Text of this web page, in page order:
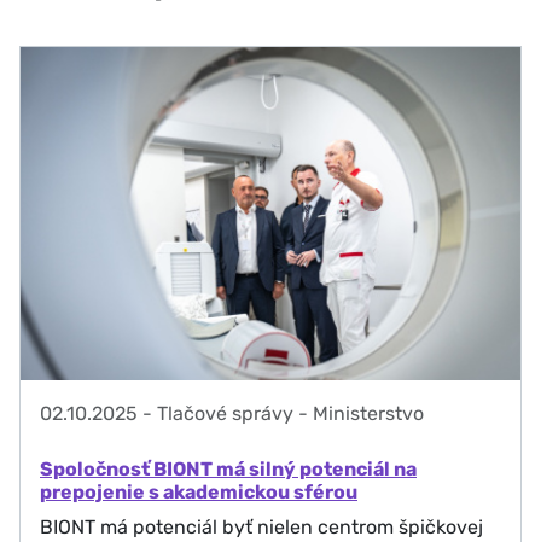
02.10.2025 - Tlačové správy - Ministerstvo
Spoločnosť BIONT má silný potenciál na
prepojenie s akademickou sférou
BIONT má potenciál byť nielen centrom špičkovej